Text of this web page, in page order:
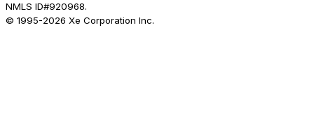
NMLS ID#920968.
© 1995-2026 Xe Corporation Inc.